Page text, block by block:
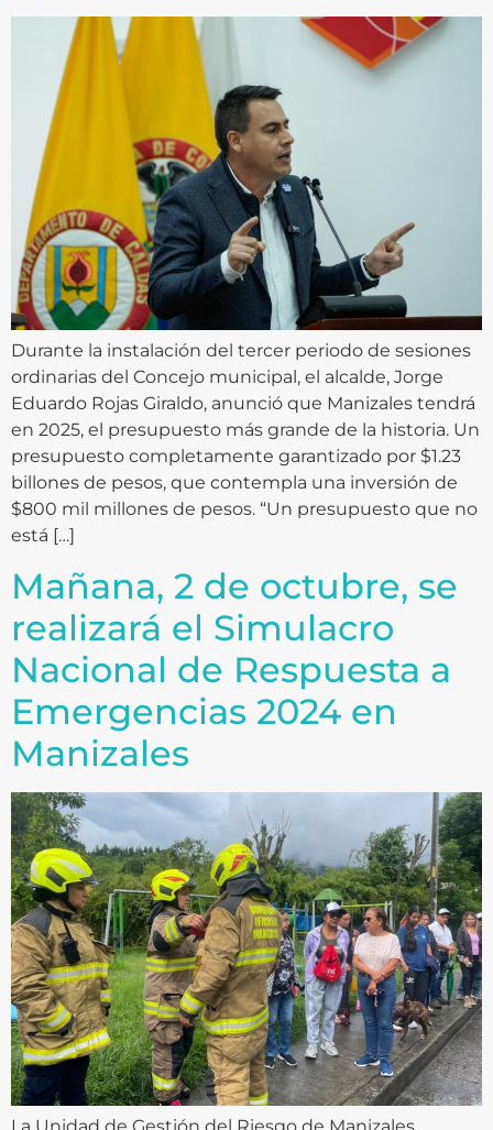
Durante la instalación del tercer periodo de sesiones
ordinarias del Concejo municipal, el alcalde, Jorge
Eduardo Rojas Giraldo, anunció que Manizales tendrá
en 2025, el presupuesto más grande de la historia. Un
presupuesto completamente garantizado por $1.23
billones de pesos, que contempla una inversión de
$800 mil millones de pesos. “Un presupuesto que no
está […]
Mañana, 2 de octubre, se
realizará el Simulacro
Nacional de Respuesta a
Emergencias 2024 en
Manizales